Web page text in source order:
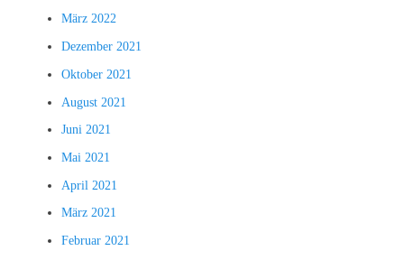
März 2022
Dezember 2021
Oktober 2021
August 2021
Juni 2021
Mai 2021
April 2021
März 2021
Februar 2021